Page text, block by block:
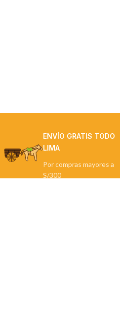
ENVÍO GRATIS TODO
LIMA
Por compras mayores a
S/300